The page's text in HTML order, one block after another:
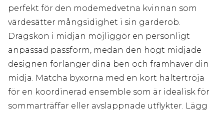
perfekt för den modemedvetna kvinnan som
värdesätter mångsidighet i sin garderob.
Dragskon i midjan möjliggör en personligt
anpassad passform, medan den högt midjade
designen förlänger dina ben och framhäver din
midja. Matcha byxorna med en kort haltertröja
för en koordinerad ensemble som är idealisk för
sommarträffar eller avslappnade utflykter. Lägg